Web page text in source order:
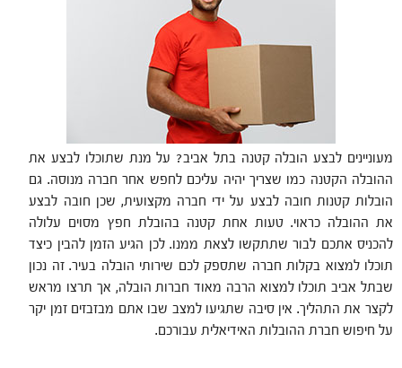
מעוניינים לבצע הובלה קטנה בתל אביב? על מנת שתוכלו לבצע את
ההובלה הקטנה כמו שצריך יהיה עליכם לחפש אחר חברה מנוסה. גם
הובלות קטנות חובה לבצע על ידי חברה מקצועית, שכן חובה לבצע
את ההובלה כראוי. טעות אחת קטנה בהובלת חפץ מסוים עלולה
להכניס אתכם לבור שתתקשו לצאת ממנו. לכן הגיע הזמן להבין כיצד
תוכלו למצוא בקלות חברה שתספק לכם שירותי הובלה בעיר. זה נכון
שבתל אביב תוכלו למצוא הרבה מאוד חברות הובלה, אך תרצו מראש
לקצר את התהליך. אין סיבה שתגיעו למצב שבו אתם מבזבזים זמן יקר
על חיפוש חברת ההובלות האידיאלית עבורכם.